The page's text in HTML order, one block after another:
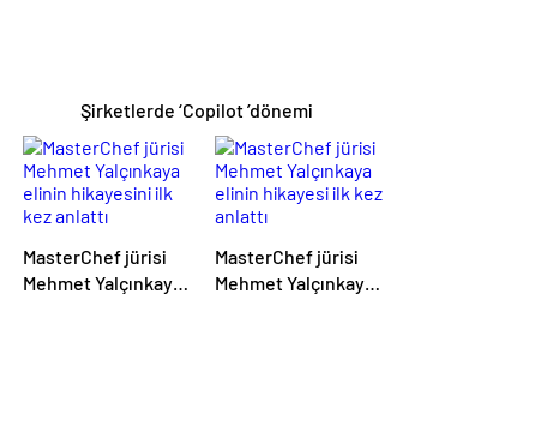
Şirketlerde ‘Copilot ’dönemi
MasterChef jürisi
Mehmet Yalçınkaya
MasterChef jürisi
Mehmet Yalçınkaya